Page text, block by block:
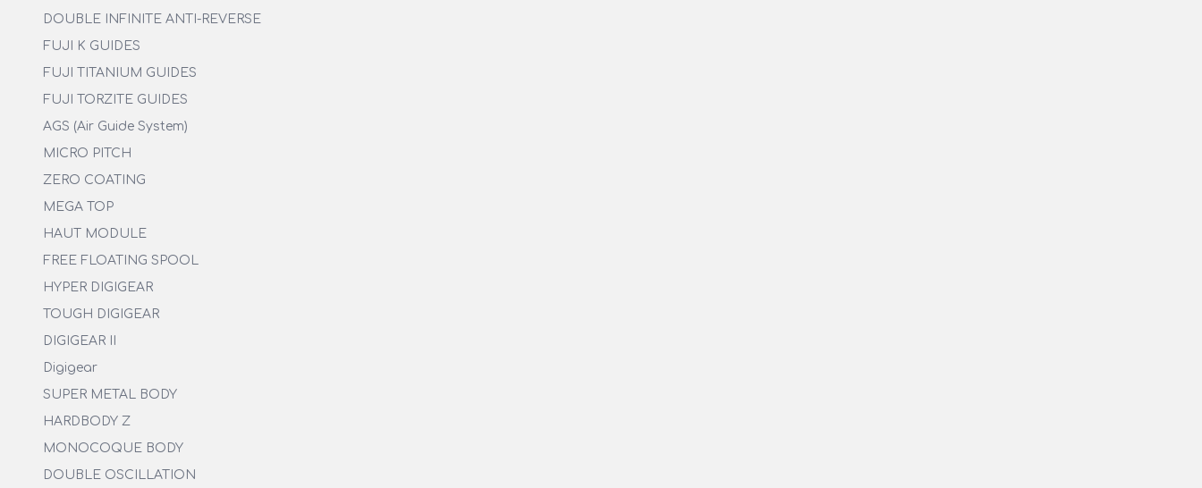
DOUBLE INFINITE ANTI-REVERSE
FUJI K GUIDES
FUJI TITANIUM GUIDES
FUJI TORZITE GUIDES
AGS (Air Guide System)
MICRO PITCH
ZERO COATING
MEGA TOP
HAUT MODULE
FREE FLOATING SPOOL
HYPER DIGIGEAR
TOUGH DIGIGEAR
DIGIGEAR II
Digigear
SUPER METAL BODY
HARDBODY Z
MONOCOQUE BODY
DOUBLE OSCILLATION